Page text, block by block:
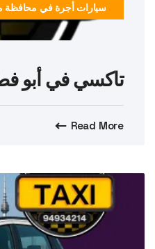
سيارات أجرة في محافظة
تاكسي في أبو
Read More